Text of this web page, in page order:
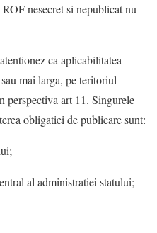
nesecret si nepublicat nu
ca aplicabilitatea
mai larga, pe teritoriul
perspectiva art 11. Singurele
obligatiei de publicare sunt:
al administratiei statului;